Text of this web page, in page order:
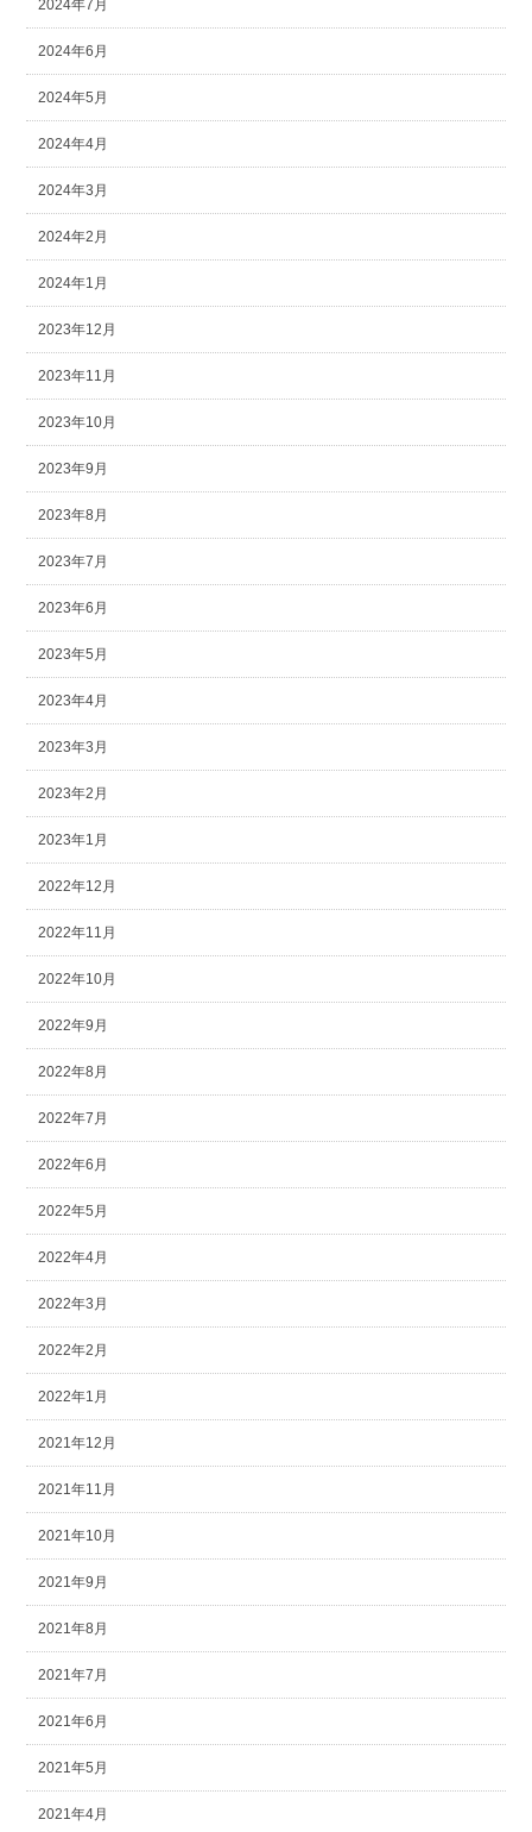
2024年7月
2024年6月
2024年5月
2024年4月
2024年3月
2024年2月
2024年1月
2023年12月
2023年11月
2023年10月
2023年9月
2023年8月
2023年7月
2023年6月
2023年5月
2023年4月
2023年3月
2023年2月
2023年1月
2022年12月
2022年11月
2022年10月
2022年9月
2022年8月
2022年7月
2022年6月
2022年5月
2022年4月
2022年3月
2022年2月
2022年1月
2021年12月
2021年11月
2021年10月
2021年9月
2021年8月
2021年7月
2021年6月
2021年5月
2021年4月